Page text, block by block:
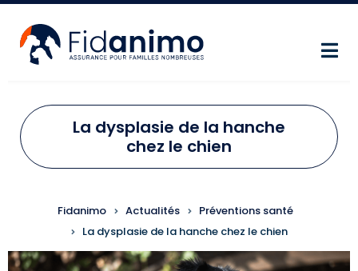
Aller au contenu principal
La dysplasie de la hanche
chez le chien
FIL D'ARIANE
Fidanimo Actualités
Préventions santé
La dysplasie de la hanche chez le chien